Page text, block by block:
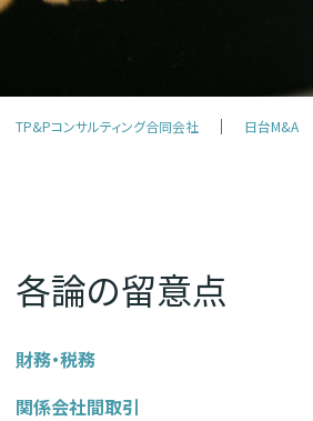
TP&Pコンサルティング合同会社 日台M&A
各論の留意点
財務・税務
関係会社間取引